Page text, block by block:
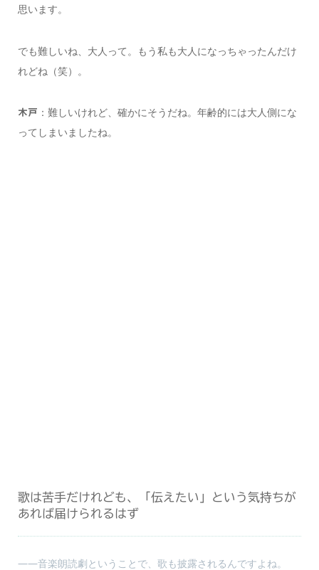
思います。
でも難しいね、大人って。もう私も大人になっちゃったんだけ
れどね（笑）。
木戸 ：難しいけれど、確かにそうだね。年齢的には大人側にな
ってしまいましたね。
歌は苦手だけれども、「伝えたい」という気持ちが
あれば届けられるはず
――音楽朗読劇ということで、歌も披露されるんですよね。